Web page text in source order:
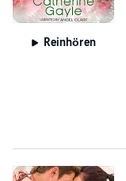
Reinhören